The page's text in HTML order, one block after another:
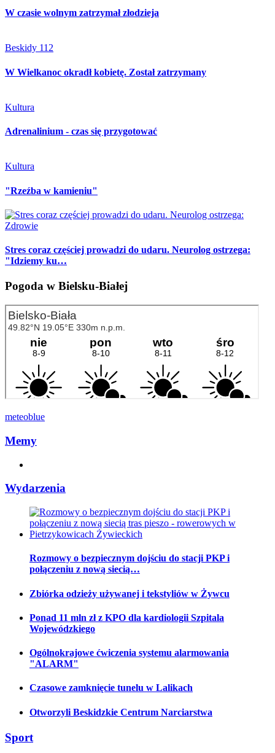
W czasie wolnym zatrzymał złodzieja
Beskidy 112
W Wielkanoc okradł kobietę. Został zatrzymany
Kultura
Adrenalinium - czas się przygotować
Kultura
"Rzeźba w kamieniu"
Zdrowie
Stres coraz częściej prowadzi do udaru. Neurolog ostrzega:
"Idziemy ku…
Pogoda w Bielsku-Białej
meteoblue
Memy
Wydarzenia
Rozmowy o bezpiecznym dojściu do stacji PKP i
połączeniu z nową siecią…
Zbiórka odzieży używanej i tekstyliów w Żywcu
Ponad 11 mln zł z KPO dla kardiologii Szpitala
Wojewódzkiego
Ogólnokrajowe ćwiczenia systemu alarmowania
"ALARM"
Czasowe zamknięcie tunelu w Lalikach
Otworzyli Beskidzkie Centrum Narciarstwa
Sport